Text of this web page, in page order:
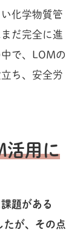
化学物質管
だ完全に進
で、LOMの
ち、安全労
活用に
題がある
たが、その点